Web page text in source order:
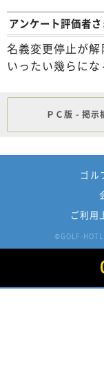
アンケート評価者さ
名義変更停止が解
いったい幾らにな
ＰＣ版 - 掲示
ゴル
ご利用
© GOLF-